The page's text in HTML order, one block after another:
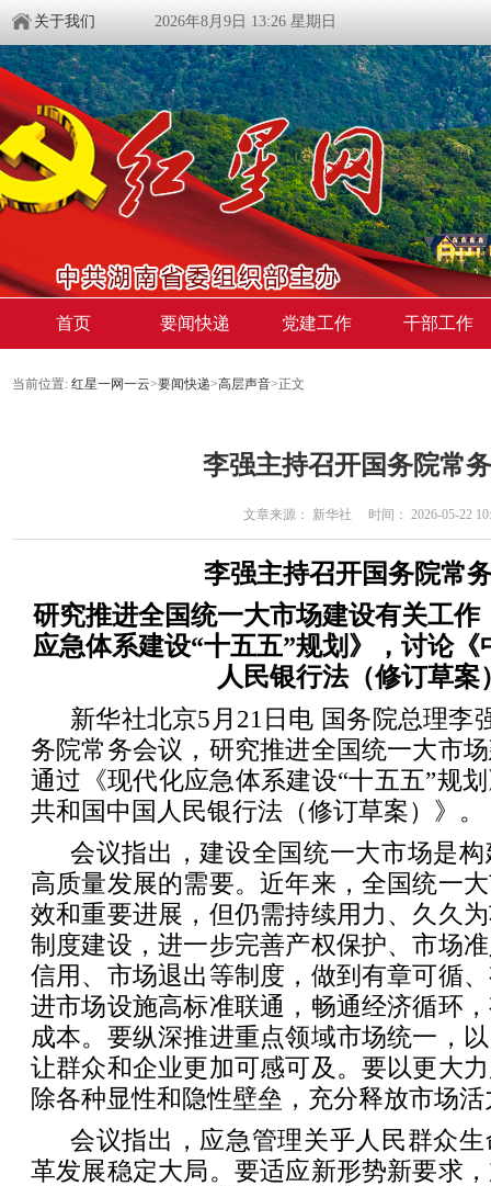
关于我们 2026年8月9日 13:26 星期日
首页 要闻快递 党建工作 干部工作
当前位置: 红星一网一云>要闻快递>高层声音>正文
李强主持召开国务院常
文章来源： 新华社 时间： 2026-05-22
李强主持召开国务院常
研究推进全国统一大市场建设有关工作
应急体系建设“十五五”规划》，讨论
人民银行法（修订草案
新华社北京5月21日电 国务院总理李
务院常务会议，研究推进全国统一大市
通过《现代化应急体系建设“十五五”规
共和国中国人民银行法（修订草案）》。
会议指出，建设全国统一大市场是
高质量发展的需要。近年来，全国统一
效和重要进展，但仍需持续用力、久久
制度建设，进一步完善产权保护、市场
信用、市场退出等制度，做到有章可循
进市场设施高标准联通，畅通经济循环
成本。要纵深推进重点领域市场统一，
让群众和企业更加可感可及。要以更大
除各种显性和隐性壁垒，充分释放市场
会议指出，应急管理关乎人民群众
革发展稳定大局。要适应新形势新要求